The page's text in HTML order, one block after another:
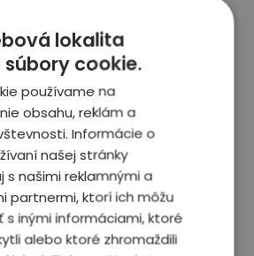
aj video
aj interiéru nafotíme
lokalita
cookie.
používame na
obsahu, reklám a
Informácie o
našej stránky
s našimi reklamnými a
partnermi, ktorí ich môžu
s inými informáciami, ktoré
alebo ktoré zhromaždili